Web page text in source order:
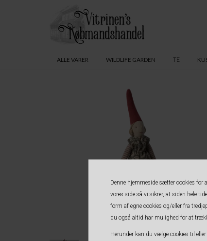
Denne hjemmeside sætter cookies for
vores side så vi sikrer, at siden hele
form af egne cookies og/eller fra
du også altid har mulighed for at
Herunder kan du vælge cookies til
ALLE VARER WILDLIFE GARDEN TE